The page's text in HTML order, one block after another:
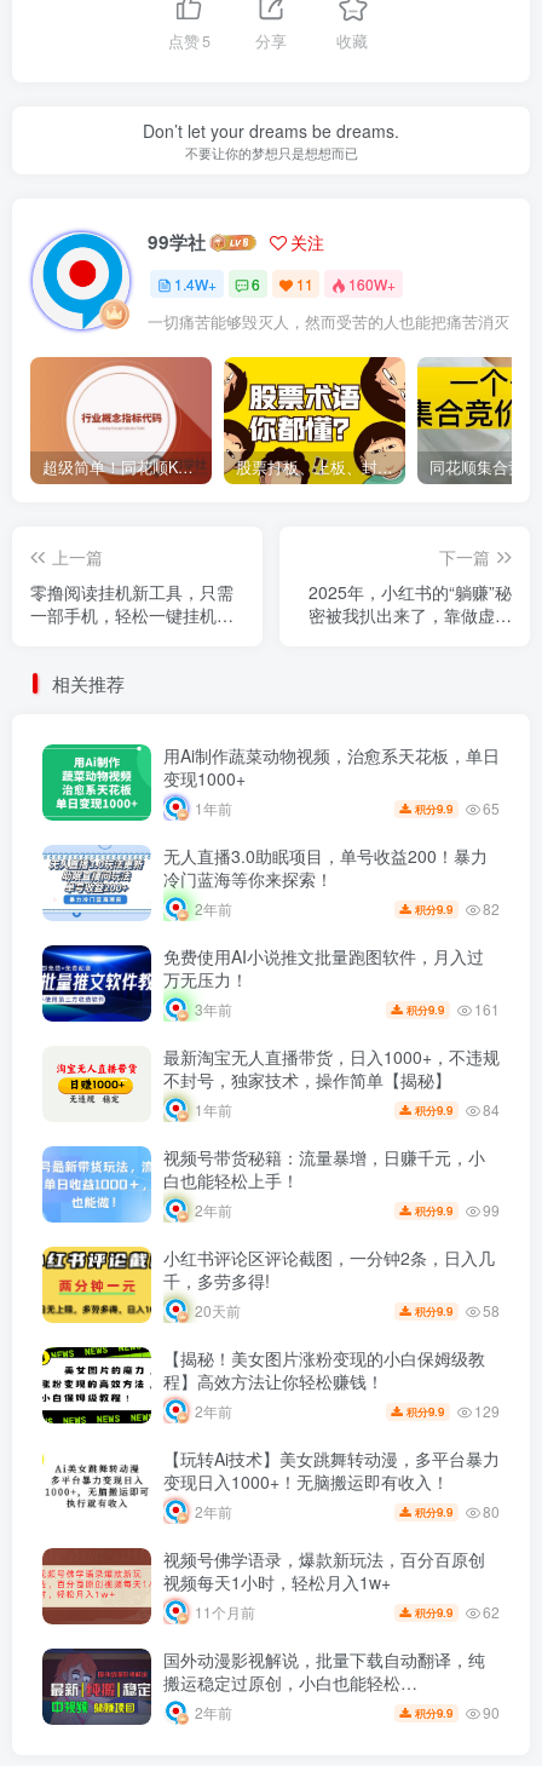
点赞5 分享 收藏
Don’t let your dreams be dreams.
不要让你的梦想只是想想而已
99学社 关注
1.4W+ 6 11 160W+
一切痛苦能够毁灭人，然而受苦的人也能把痛苦消灭
超级简单！同花顺K线界面显示行业概念指标代码图解 股票打板、上板、封板、翘板、炸板是什么意思？炒股你必须懂的暗语！
上一篇
零撸阅读挂机新工具，只需
一部手机，轻松一键挂机，
下一篇
2025年，小红书的“躺赚”秘
密被我扒出来了，靠做虚拟
相关推荐
用Ai制作蔬菜动物视频，治愈系天花板，单日
变现1000+
1年前 积分9.9 65
无人直播3.0助眠项目，单号收益200！暴力
冷门蓝海等你来探索！
2年前 积分9.9 82
免费使用AI小说推文批量跑图软件，月入过
万无压力！
3年前 积分9.9 161
最新淘宝无人直播带货，日入1000+，不违规
不封号，独家技术，操作简单【揭秘】
1年前 积分9.9 84
视频号带货秘籍：流量暴增，日赚千元，小
白也能轻松上手！
2年前 积分9.9 99
小红书评论区评论截图，一分钟2条，日入几
千，多劳多得!
20天前 积分9.9 58
【揭秘！美女图片涨粉变现的小白保姆级教
程】高效方法让你轻松赚钱！
2年前 积分9.9 129
【玩转Ai技术】美女跳舞转动漫，多平台暴力
变现日入1000+！无脑搬运即有收入！
2年前 积分9.9 80
视频号佛学语录，爆款新玩法，百分百原创
视频每天1小时，轻松月入1w+
11个月前 积分9.9 62
国外动漫影视解说，批量下载自动翻译，纯
搬运稳定过原创，小白也能轻松…
2年前 积分9.9 90